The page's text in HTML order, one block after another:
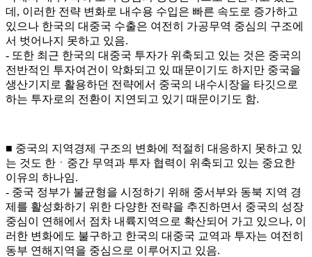
데, 이러한 전략 변화로 내수용 수입은 빠른 속도로 증가하고
있으나 한국의 대중국 수출은 여전히 가공무역 중심의 구조에
서 벗어나지 못하고 있음.
- 또한 최근 한국의 대중국 투자가 위축되고 있는 것은 중국의
전반적인 투자여건이 악화되고 있 때문이기도 하지만 중국을
생산기지로 활용하던 전략에서 중국의 내수시장을 타깃으로
하는 투자로의 전환이 지연되고 있기 때문이기도 함.
■ 중국의 지역경제 구조의 변화에 적절히 대응하지 못하고 있
는 것도 한ㆍ중간 무역과 투자 협력이 위축되고 있는 중요한
이유의 하나임.
- 중국 정부가 불균형을 시정하기 위해 중서부와 동북 지역 경
제를 활성화하기 위한 다양한 전략을 추진하면서 중국의 성장
중심이 연해에서 점차 내륙지역으로 확산되어 가고 있으나, 이
러한 변화에도 불구하고 한국의 대중국 교역과 투자는 여전히
동부 연해지역을 중심으로 이루어지고 있음.